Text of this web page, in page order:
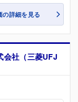
の詳細を見る
会社（三菱UFJ